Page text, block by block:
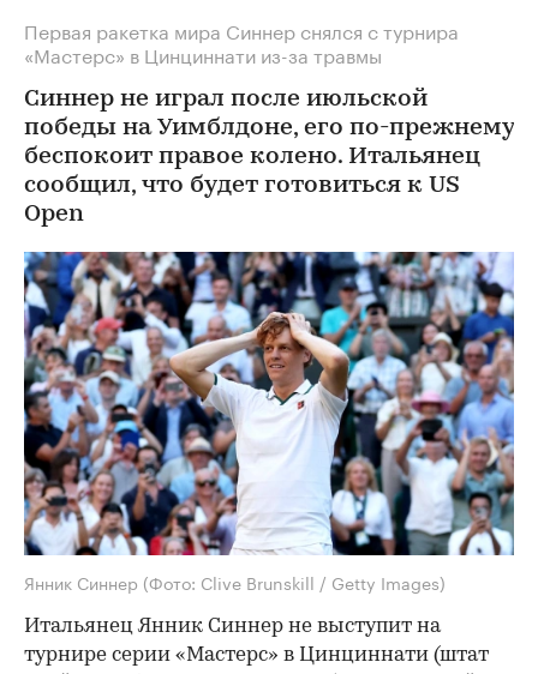
Первая ракетка мира Синнер снялся с турнира
«Мастерс» в Цинциннати из-за травмы
Синнер не играл после июльской
победы на Уимблдоне, его по-прежнему
беспокоит правое колено. Итальянец
сообщил, что будет готовиться к US
Open
Янник Синнер (Фото: Clive Brunskill / Getty Images)
Итальянец Янник Синнер не выступит на
турнире серии «Мастерс» в Цинциннати (штат